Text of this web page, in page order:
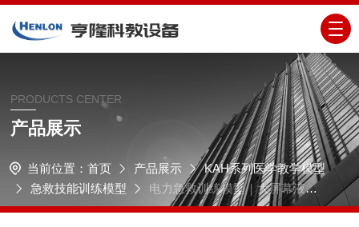
PRODUCTS CENTER
产品展示
当前位置： 首页 产品展示
KAH系列医学教学模型
急救技能训练模型
电力急救训练模型｜大屏幕液晶
彩显高级全自动电脑心肺复苏模拟人